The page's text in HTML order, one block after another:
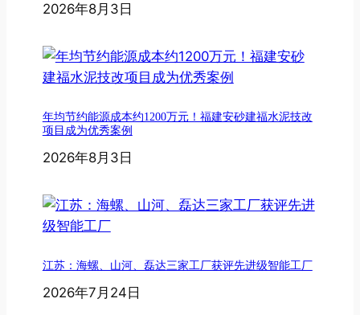
2026年8月3日
年均节约能源成本约1200万元！福建安砂建福水泥技改
项目成为优秀案例
2026年8月3日
江苏：海螺、山河、磊达三家工厂获评先进级智能工厂
2026年7月24日